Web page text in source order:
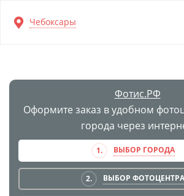
Перейти
к
Чебоксары
Фотис.РФ
Оформите заказ в удобном
города через
1. ВЫБОР ГОРОДА
2. ВЫБОР ФОТОЦЕНТРА